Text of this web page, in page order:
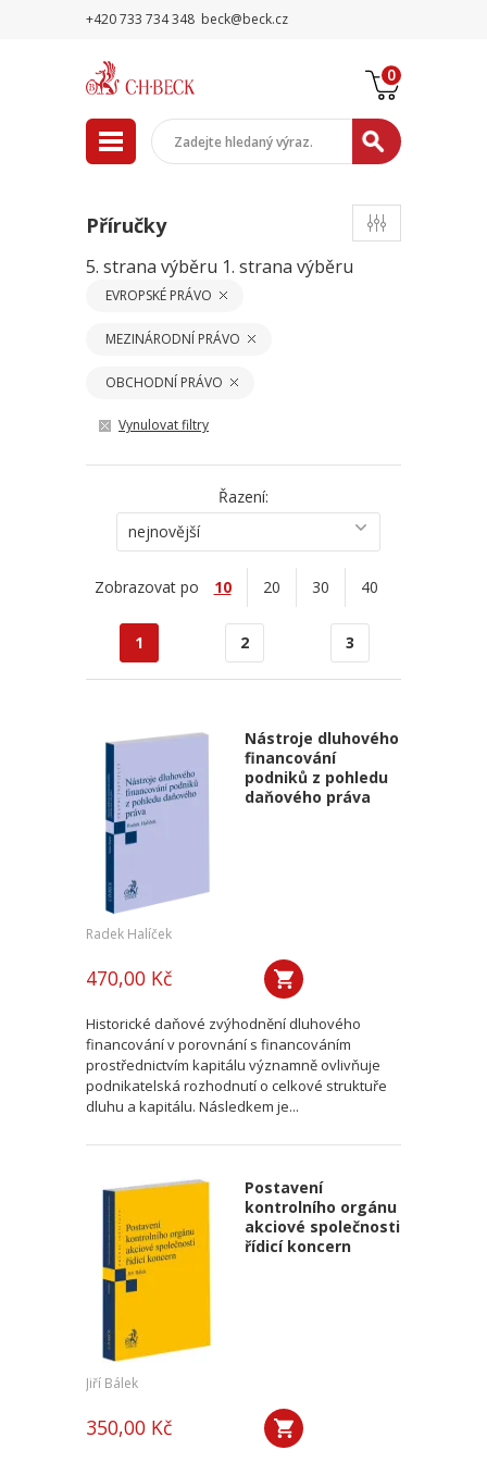
+420 733 734 348 beck@beck.cz
0
Příručky
5. strana výběru 1. strana výběru
EVROPSKÉ PRÁVO
MEZINÁRODNÍ PRÁVO
OBCHODNÍ PRÁVO
Vynulovat filtry
Řazení:
nejnovější
Zobrazovat po 10 20 30 40
1 2 3
Nástroje dluhového
financování
podniků z pohledu
daňového práva
Radek Halíček
470,00 Kč
Historické daňové zvýhodnění dluhového
financování v porovnání s financováním
prostřednictvím kapitálu významně ovlivňuje
podnikatelská rozhodnutí o celkové struktuře
dluhu a kapitálu. Následkem je...
Postavení
kontrolního orgánu
akciové společnosti
řídicí koncern
Jiří Bálek
350,00 Kč